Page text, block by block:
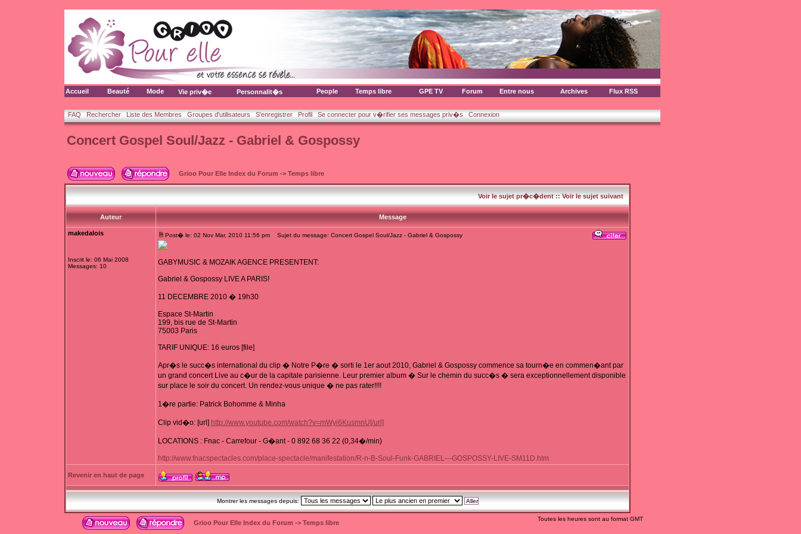
Accueil Beauté Mode Vie priv�e Personnalit�s People Temps libre GPE TV Forum Entre nous Archives Flux RSS
FAQ Rechercher Liste des Membres Groupes d'utilisateurs S'enregistrer Profil Se connecter pour v�rifier ses messages priv�s Connexion
Concert Gospel Soul/Jazz - Gabriel & Gospossy
Grioo Pour Elle Index du Forum -> Temps libre
Voir le sujet pr�c�dent::Voir le sujet suivant
Auteur Message
makedalois
Inscrit le: 06 Mai 2008
Messages: 10
Post� le: 02 Nov Mar, 2010 11:56 pm Sujet du message: Concert Gospel Soul/Jazz - Gabriel & Gospossy
GABYMUSIC & MOZAIK AGENCE PRESENTENT:
Gabriel & Gospossy LIVE A PARIS!
11 DECEMBRE 2010 � 19h30
Espace St-Martin
199, bis rue de St-Martin
75003 Paris
TARIF UNIQUE: 16 euros [file]
Apr�s le succ�s international du clip � Notre P�re � sorti le 1er aout 2010, Gabriel & Gospossy commence sa tourn�e en commen�ant par
un grand concert Live au c�ur de la capitale parisienne. Leur premier album � Sur le chemin du succ�s � sera exceptionnellement disponible
sur place le soir du concert. Un rendez-vous unique � ne pas rater!!!!
1�re partie: Patrick Bohomme & Minha
Clip vid�o: [url] http://www.youtube.com/watch?v=mWyi6KusmnU[/url]
LOCATIONS : Fnac - Carrefour - G�ant - 0 892 68 36 22 (0,34�/min)
http://www.fnacspectacles.com/place-spectacle/manifestation/R-n-B-Soul-Funk-GABRIEL---GOSPOSSY-LIVE-SM11D.htm
Revenir en haut de page
Montrer les messages depuis:
Grioo Pour Elle Index du Forum -> Temps libre
Toutes les heures sont au format GMT